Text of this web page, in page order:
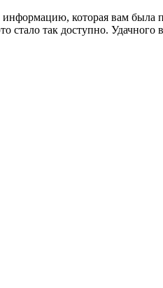
которая вам
стало так доступно. Удачного